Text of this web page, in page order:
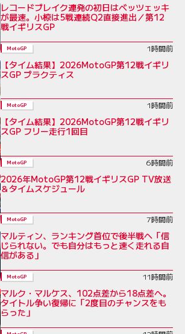
レコードブレイク連発の初日はベッツェッキ
が最速。小椋は5戦連続Q2直接進出／第12
戦イギリスGP
MotoGP 1時間前
【タイム結果】2026MotoGP第12戦イギリ
スGP プラクティス
MotoGP 1時間前
【タイム結果】2026MotoGP第12戦イギリ
スGP フリー走行1回目
MotoGP 6時間前
2026年MotoGP第12戦イギリスGP TV放送
＆タイムスケジュール
MotoGP 7時間前
マルティン、ランキング首位で後半戦へ「信
じられない。でも自分はもっと速く走れる自
信がある」
MotoGP 11時間前
マルク・マルケス、102点差から18点差へ。
タイトル争い復帰に「2度目のチャンスをも
らった」